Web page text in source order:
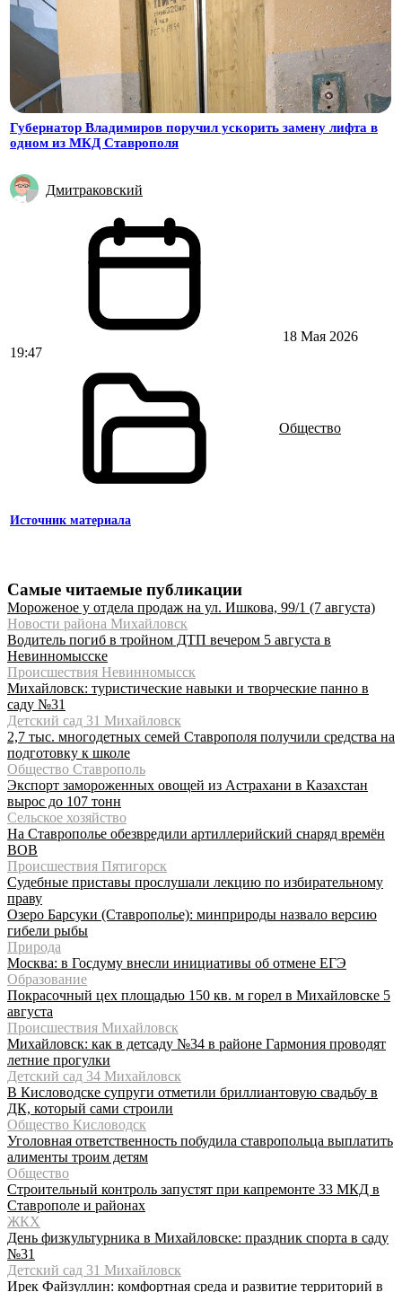
Губернатор Владимиров поручил ускорить замену лифта в
одном из МКД Ставрополя
Дмитраковский
18 Мая 2026
19:47
Общество
Источник материала
Самые читаемые публикации
Мороженое у отдела продаж на ул. Ишкова, 99/1 (7 августа)
Новости района Михайловск
Водитель погиб в тройном ДТП вечером 5 августа в
Невинномысске
Происшествия Невинномысск
Михайловск: туристические навыки и творческие панно в
саду №31
Детский сад 31 Михайловск
2,7 тыс. многодетных семей Ставрополя получили средства на
подготовку к школе
Общество Ставрополь
Экспорт замороженных овощей из Астрахани в Казахстан
вырос до 107 тонн
Сельское хозяйство
На Ставрополье обезвредили артиллерийский снаряд времён
ВОВ
Происшествия Пятигорск
Судебные приставы прослушали лекцию по избирательному
праву
Озеро Барсуки (Ставрополье): минприроды назвало версию
гибели рыбы
Природа
Москва: в Госдуму внесли инициативы об отмене ЕГЭ
Образование
Покрасочный цех площадью 150 кв. м горел в Михайловске 5
августа
Происшествия Михайловск
Михайловск: как в детсаду №34 в районе Гармония проводят
летние прогулки
Детский сад 34 Михайловск
В Кисловодске супруги отметили бриллиантовую свадьбу в
ДК, который сами строили
Общество Кисловодск
Уголовная ответственность побудила ставропольца выплатить
алименты троим детям
Общество
Строительный контроль запустят при капремонте 33 МКД в
Ставрополе и районах
ЖКХ
День физкультурника в Михайловске: праздник спорта в саду
№31
Детский сад 31 Михайловск
Ирек Файзуллин: комфортная среда и развитие территорий в